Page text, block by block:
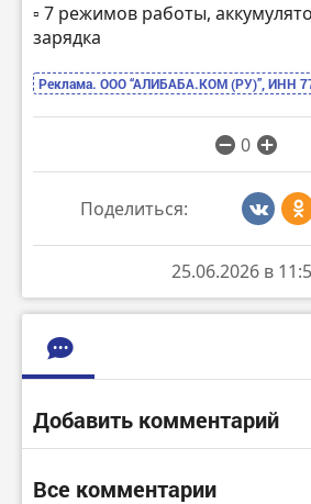
▫️ 7 режимов работы,
зарядка
Реклама. ООО “АЛИБАБА.КОМ (РУ)”, ИНН
0
Поделиться:
25.06.2026 в
Добавить комментарий
Все комментарии